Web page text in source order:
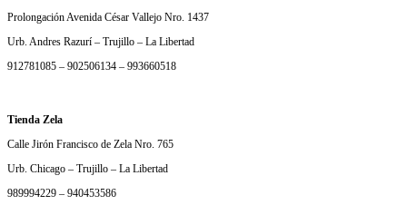
Prolongación Avenida César Vallejo Nro. 1437
Urb. Andres Razurí – Trujillo – La Libertad
912781085 – 902506134 – 993660518
Tienda Zela
Calle Jirón Francisco de Zela Nro. 765
Urb. Chicago – Trujillo – La Libertad
989994229 – 940453586